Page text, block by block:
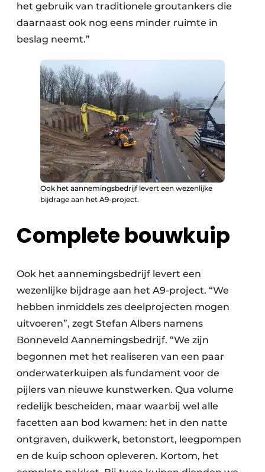
het gebruik van traditionele groutankers die
daarnaast ook nog eens minder ruimte in
beslag neemt.”
Ook het aannemingsbedrijf levert een wezenlijke
bijdrage aan het A9-project.
Complete bouwkuip
Ook het aannemingsbedrijf levert een
wezenlijke bijdrage aan het A9-project. “We
hebben inmiddels zes deelprojecten mogen
uitvoeren”, zegt Stefan Albers namens
Bonneveld Aannemingsbedrijf. “We zijn
begonnen met het realiseren van een paar
onderwaterkuipen als fundament voor de
pijlers van nieuwe kunstwerken. Qua volume
redelijk bescheiden, maar waarbij wel alle
facetten aan bod kwamen: het in den natte
ontgraven, duikwerk, betonstort, leegpompen
en de kuip schoon opleveren. Kortom, het